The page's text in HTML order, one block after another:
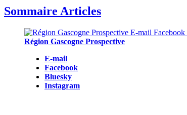
Sommaire Articles
Région Gascogne Prospective
E-mail
Facebook
Bluesky
Instagram